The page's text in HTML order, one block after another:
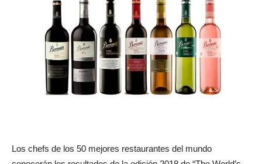
Los chefs de los 50 mejores restaurantes del mundo